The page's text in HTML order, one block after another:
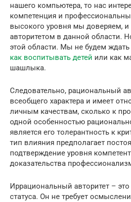
нашего компьютера, то нас
компетенция и
высокого уровня мы доверяем, и
авторитетом в данной области.
этой области. Мы не будем ждать
как воспитывать детей или как
шашлыка.
Следовательно, рациональный
всеобщего характера и имеет
личным качествам, сколько к
одной особенностью
является его толерантность к
тип влияния предполагает
подтверждение уровня
доказательства
Иррациональный авторитет –
статуса. Он не требует